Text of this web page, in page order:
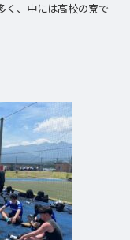
く、中には高校の寮で